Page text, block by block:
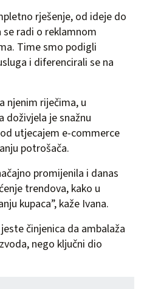
rješenje, od ideje do
radi o reklamnom
Time smo podigli
i diferencirali se na
njenim riječima, u
doživjela je snažnu
utjecajem e-commerce
potrošača.
promijenila i danas
trendova, kako u
kupaca”, kaže Ivana.
činjenica da ambalaža
nego ključni dio